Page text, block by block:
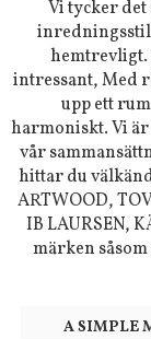
Vi tycker
hemtrevligt.
intressant, Med
upp ett
harmoniskt. Vi
vår
hittar du
ARTWOOD,
IB LAURSEN,
märken såsom
A SIMPLE